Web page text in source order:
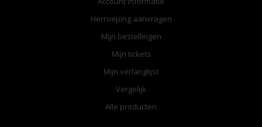
Herroeping aanvragen
Mijn bestellingen
Mijn tickets
Mijn verlanglijst
Vergelijk
Alle producten